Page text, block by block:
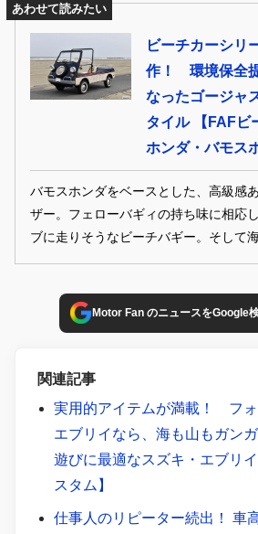
あわせて読みたい
ビーチカーシリ
作！ 環境保全
なったゴージャ
タイル 【FAFビ
ホンダ・バモス
バモスホンダをベースとした、高級感
ザー。フェローバギィの持ち味に相応
ブに走りそうなビーチバギー。そして
小さな360㏄の軽自動車が、フォレス
レな姿に生まれ変わった。第三弾は、
チクルーザー。
Motor Fan のニュースをGoogle
関連記事
実用的アイテムが満載！ フ
エブリイなら、海も山もガン
遊びに最適なスズキ・エブリ
スタム】
仕事人のリピーター続出！ 車